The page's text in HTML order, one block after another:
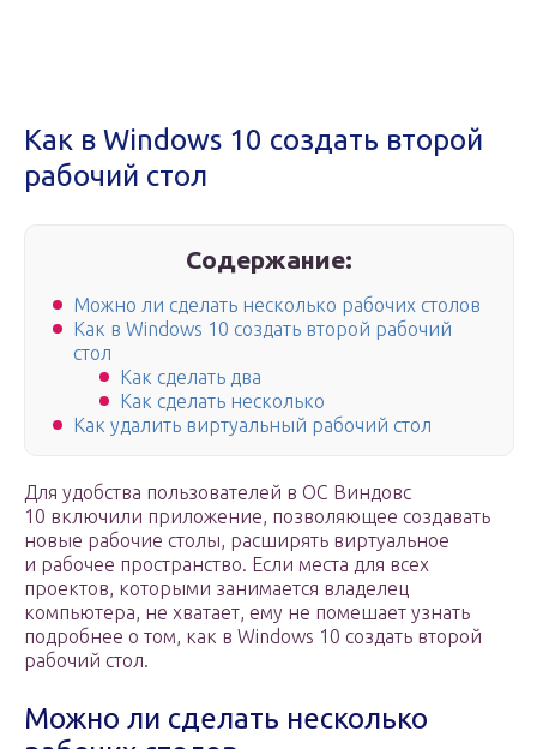
Как в Windows 10 создать второй
рабочий стол
Содержание:
Можно ли сделать несколько рабочих столов
Как в Windows 10 создать второй рабочий
стол
Как сделать два
Как сделать несколько
Как удалить виртуальный рабочий стол
Для удобства пользователей в ОС Виндовс
10 включили приложение, позволяющее создавать
новые рабочие столы, расширять виртуальное
и рабочее пространство. Если места для всех
проектов, которыми занимается владелец
компьютера, не хватает, ему не помешает узнать
подробнее о том, как в Windows 10 создать второй
рабочий стол.
Можно ли сделать несколько